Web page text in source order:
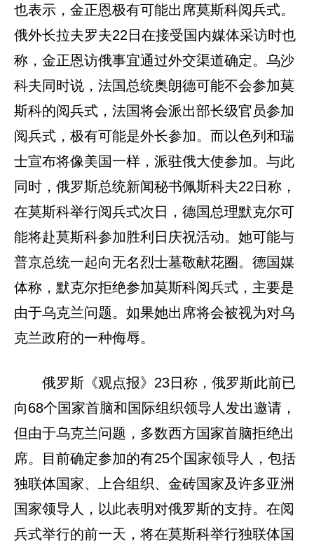
也表示，金正恩极有可能出席莫斯科阅兵式。
俄外长拉夫罗夫22日在接受国内媒体采访时也
称，金正恩访俄事宜通过外交渠道确定。乌沙
科夫同时说，法国总统奥朗德可能不会参加莫
斯科的阅兵式，法国将会派出部长级官员参加
阅兵式，极有可能是外长参加。而以色列和瑞
士宣布将像美国一样，派驻俄大使参加。与此
同时，俄罗斯总统新闻秘书佩斯科夫22日称，
在莫斯科举行阅兵式次日，德国总理默克尔可
能将赴莫斯科参加胜利日庆祝活动。她可能与
普京总统一起向无名烈士墓敬献花圈。德国媒
体称，默克尔拒绝参加莫斯科阅兵式，主要是
由于乌克兰问题。如果她出席将会被视为对乌
克兰政府的一种侮辱。
俄罗斯《观点报》23日称，俄罗斯此前已
向68个国家首脑和国际组织领导人发出邀请，
但由于乌克兰问题，多数西方国家首脑拒绝出
席。目前确定参加的有25个国家领导人，包括
独联体国家、上合组织、金砖国家及许多亚洲
国家领导人，以此表明对俄罗斯的支持。在阅
兵式举行的前一天，将在莫斯科举行独联体国